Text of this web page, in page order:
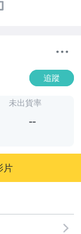
追蹤
未出貨率
--
片